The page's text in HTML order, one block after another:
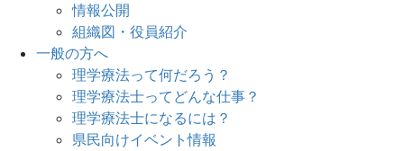
情報公開
組織図・役員紹介
一般の方へ
理学療法って何だろう？
理学療法士ってどんな仕事？
理学療法士になるには？
県民向けイベント情報